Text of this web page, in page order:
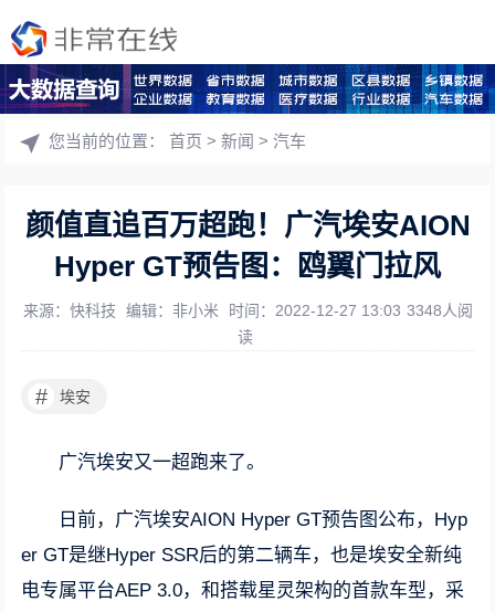
您当前的位置：首页 >新闻 >汽车
颜值直追百万超跑！广汽埃安AION
Hyper GT预告图：鸥翼门拉风
来源：快科技 编辑：非小米 时间：2022-12-27 13:03 3348人阅
读
# 埃安
广汽埃安又一超跑来了。
日前，广汽埃安AION Hyper GT预告图公布，Hyp
er GT是继Hyper SSR后的第二辆车，也是埃安全新纯
电专属平台AEP 3.0，和搭载星灵架构的首款车型，采